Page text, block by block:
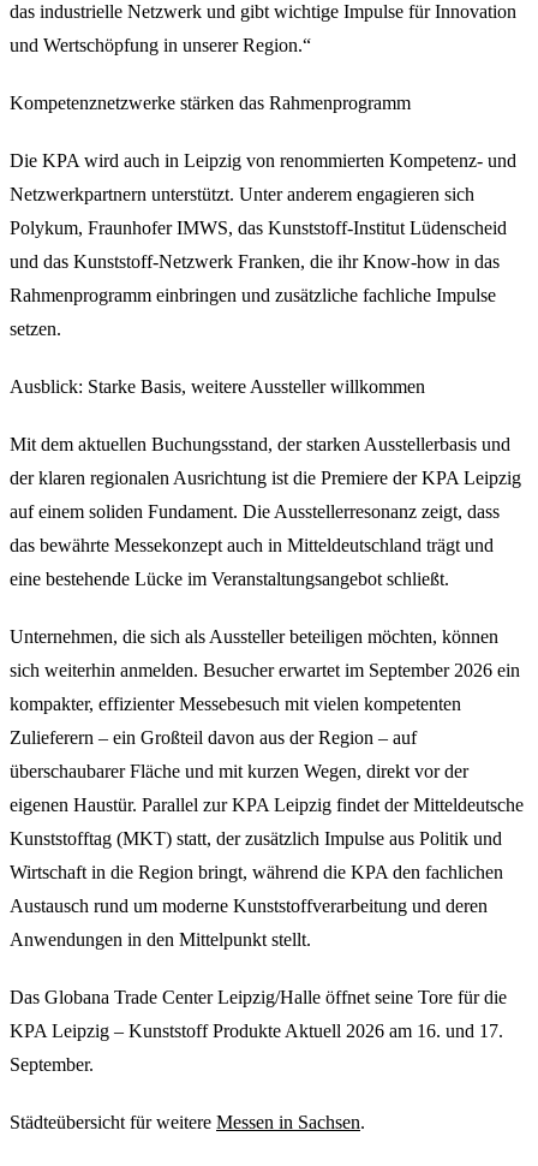
das industrielle Netzwerk und gibt wichtige Impulse für Innovation
und Wertschöpfung in unserer Region.“
Kompetenznetzwerke stärken das Rahmenprogramm
Die KPA wird auch in Leipzig von renommierten Kompetenz- und
Netzwerkpartnern unterstützt. Unter anderem engagieren sich
Polykum, Fraunhofer IMWS, das Kunststoff-Institut Lüdenscheid
und das Kunststoff-Netzwerk Franken, die ihr Know-how in das
Rahmenprogramm einbringen und zusätzliche fachliche Impulse
setzen.
Ausblick: Starke Basis, weitere Aussteller willkommen
Mit dem aktuellen Buchungsstand, der starken Ausstellerbasis und
der klaren regionalen Ausrichtung ist die Premiere der KPA Leipzig
auf einem soliden Fundament. Die Ausstellerresonanz zeigt, dass
das bewährte Messekonzept auch in Mitteldeutschland trägt und
eine bestehende Lücke im Veranstaltungsangebot schließt.
Unternehmen, die sich als Aussteller beteiligen möchten, können
sich weiterhin anmelden. Besucher erwartet im September 2026 ein
kompakter, effizienter Messebesuch mit vielen kompetenten
Zulieferern – ein Großteil davon aus der Region – auf
überschaubarer Fläche und mit kurzen Wegen, direkt vor der
eigenen Haustür. Parallel zur KPA Leipzig findet der Mitteldeutsche
Kunststofftag (MKT) statt, der zusätzlich Impulse aus Politik und
Wirtschaft in die Region bringt, während die KPA den fachlichen
Austausch rund um moderne Kunststoffverarbeitung und deren
Anwendungen in den Mittelpunkt stellt.
Das Globana Trade Center Leipzig/Halle öffnet seine Tore für die
KPA Leipzig – Kunststoff Produkte Aktuell 2026 am 16. und 17.
September.
Städteübersicht für weitere Messen in Sachsen.